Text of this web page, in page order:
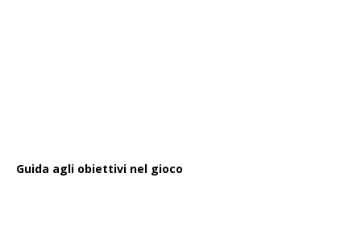
Guida agli obiettivi nel gioco